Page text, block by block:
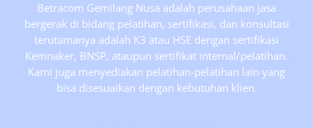
Betracom Gemilang Nusa adalah perusahaan jasa
bergerak di bidang pelatihan, sertifikasi, dan konsultasi
terutamanya adalah K3 atau HSE dengan sertifikasi
Kemnaker, BNSP, ataupun sertifikat internal/pelatihan.
Kami juga menyediakan pelatihan-pelatihan lain yang
bisa disesuaikan dengan kebutuhan klien.